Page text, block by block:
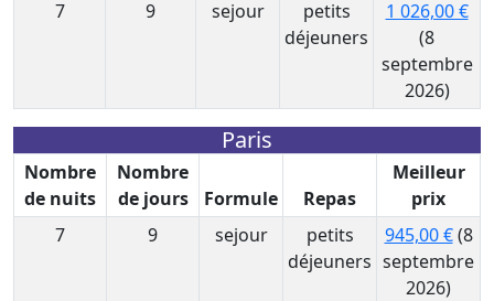
7 9 sejour
petits
déjeuners
1 026,00 €
(8
septembre
2026)
Paris
Nombre
de nuits
Nombre
de jours
Formule Repas
Meilleur
prix
7
9 sejour
petits
déjeuners
945,00 €(8
septembre
2026)